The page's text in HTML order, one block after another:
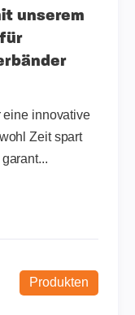
unserem
eine innovative
Zeit spart
Produkten